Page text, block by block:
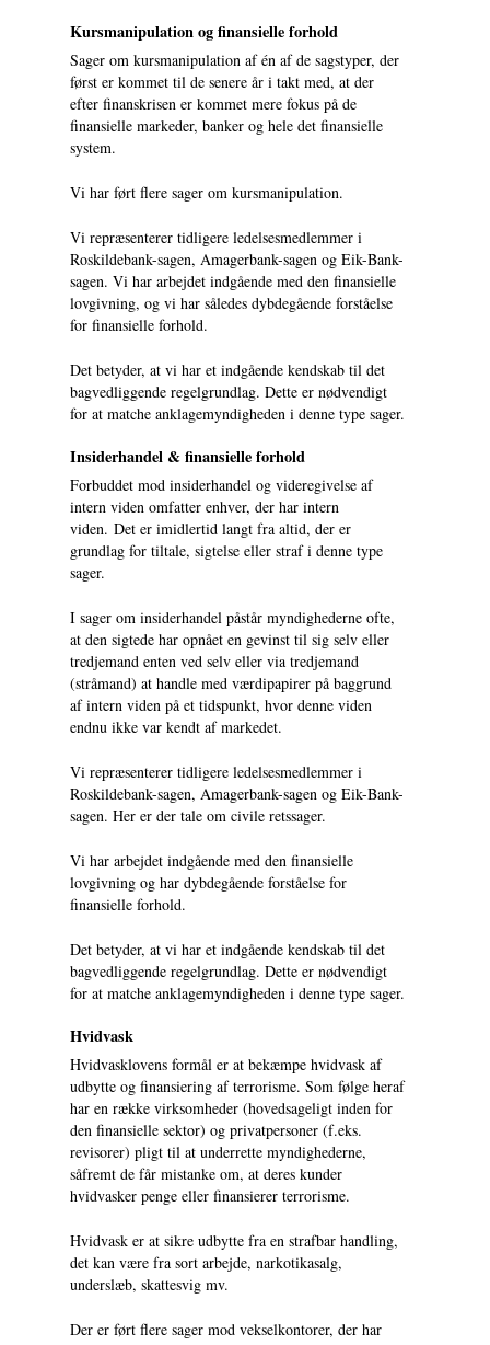
Kursmanipulation og finansielle forhold
Sager om kursmanipulation af én af de sagstyper, der
først er kommet til de senere år i takt med, at der
efter finanskrisen er kommet mere fokus på de
finansielle markeder, banker og hele det finansielle
system.
Vi har ført flere sager om kursmanipulation.
Vi repræsenterer tidligere ledelsesmedlemmer i
Roskildebank-sagen, Amagerbank-sagen og Eik-Bank-
sagen. Vi har arbejdet indgående med den finansielle
lovgivning, og vi har således dybdegående forståelse
for finansielle forhold.
Det betyder, at vi har et indgående kendskab til det
bagvedliggende regelgrundlag. Dette er nødvendigt
for at matche anklagemyndigheden i denne type sager.
Insiderhandel & finansielle forhold
Forbuddet mod insiderhandel og videregivelse af
intern viden omfatter enhver, der har intern
viden. Det er imidlertid langt fra altid, der er
grundlag for tiltale, sigtelse eller straf i denne type
sager.
I sager om insiderhandel påstår myndighederne ofte,
at den sigtede har opnået en gevinst til sig selv eller
tredjemand enten ved selv eller via tredjemand
(stråmand) at handle med værdipapirer på baggrund
af intern viden på et tidspunkt, hvor denne viden
endnu ikke var kendt af markedet.
Vi repræsenterer tidligere ledelsesmedlemmer i
Roskildebank-sagen, Amagerbank-sagen og Eik-Bank-
sagen. Her er der tale om civile retssager.
Vi har arbejdet indgående med den finansielle
lovgivning og har dybdegående forståelse for
finansielle forhold.
Det betyder, at vi har et indgående kendskab til det
bagvedliggende regelgrundlag. Dette er nødvendigt
for at matche anklagemyndigheden i denne type sager.
Hvidvask
Hvidvasklovens formål er at bekæmpe hvidvask af
udbytte og finansiering af terrorisme. Som følge heraf
har en række virksomheder (hovedsageligt inden for
den finansielle sektor) og privatpersoner (f.eks.
revisorer) pligt til at underrette myndighederne,
såfremt de får mistanke om, at deres kunder
hvidvasker penge eller finansierer terrorisme.
Hvidvask er at sikre udbytte fra en strafbar handling,
det kan være fra sort arbejde, narkotikasalg,
underslæb, skattesvig mv.
Der er ført flere sager mod vekselkontorer, der har